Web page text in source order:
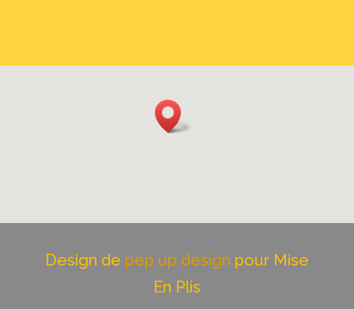
Design de pep up design pour Mise
En Plis